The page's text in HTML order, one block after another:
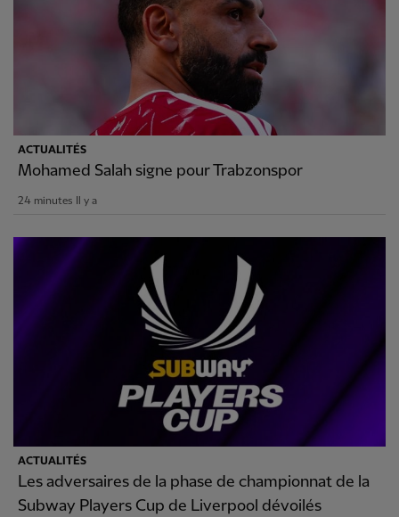
ACTUALITÉS
Mohamed Salah signe pour Trabzonspor
24 minutes Il y a
ACTUALITÉS
Les adversaires de la phase de championnat de la
Subway Players Cup de Liverpool dévoilés